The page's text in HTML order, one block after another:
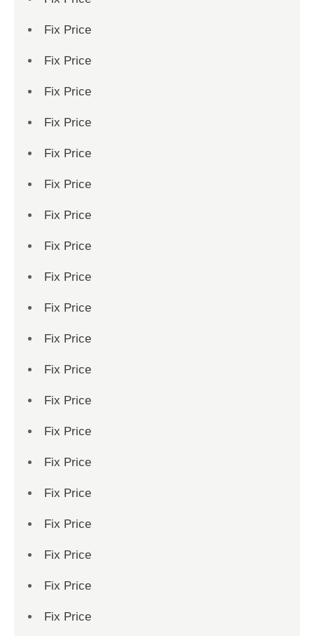
Fix Price
Fix Price
Fix Price
Fix Price
Fix Price
Fix Price
Fix Price
Fix Price
Fix Price
Fix Price
Fix Price
Fix Price
Fix Price
Fix Price
Fix Price
Fix Price
Fix Price
Fix Price
Fix Price
Fix Price